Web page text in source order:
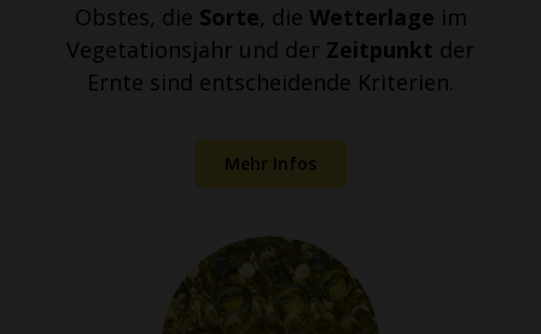
Obstes, die Sorte, die Wetterlage im
Vegetationsjahr und der Zeitpunkt der
Ernte sind entscheidende Kriterien.
Mehr Infos